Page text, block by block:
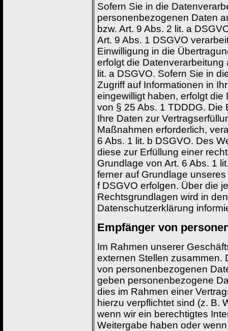
Sofern Sie in die
personenbezogenen Daten
bzw. Art. 9 Abs. 2 lit. a
Art. 9 Abs. 1 DSGVO
Einwilligung in die
erfolgt die
lit. a DSGVO. Sofern Sie in
Zugriff auf Informationen in
eingewilligt haben, erfolgt
von § 25 Abs. 1 TDDDG. Die
Ihre Daten zur
Maßnahmen erforderlich,
6 Abs. 1 lit. b DSGVO. Des
diese zur Erfüllung einer
Grundlage von Art. 6 Abs. 1
ferner auf Grundlage
f DSGVO erfolgen. Über die
Rechtsgrundlagen wird in
Datenschutzerklärung
Empfänger von
Im Rahmen unserer
externen Stellen zusammen.
von personenbezogenen
geben personenbezogene
dies im Rahmen einer
hierzu verpflichtet sind (z. B.
wenn wir ein berechtigtes
Weitergabe haben oder